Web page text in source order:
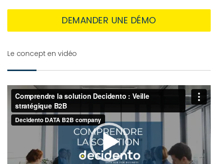
DEMANDER UNE DÉMO
Le concept en vidéo
Lecteur
vidéo